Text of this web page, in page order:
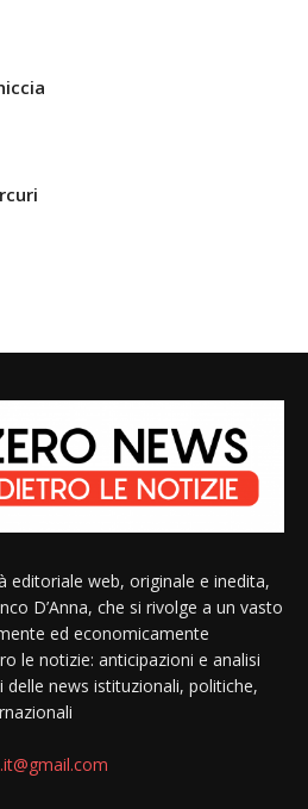
editoriale web, originale e inedita,
D’Anna, che si rivolge a un vasto
ed economicamente
le notizie: anticipazioni e analisi
news istituzionali, politiche,